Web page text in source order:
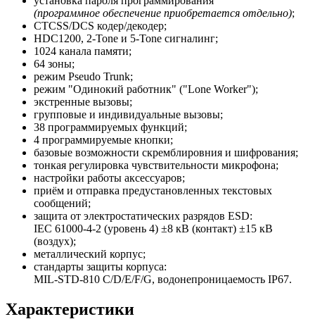
(программное обеспечение приобретается отдельно);
CTCSS/DCS кодер/декодер;
HDC1200, 2-Tone и 5-Tone сигналинг;
1024 канала памяти;
64 зоны;
режим Pseudo Trunk;
режим "Одинокий работник" ("Lone Worker");
экстренные вызовы;
групповые и индивидуальные вызовы;
38 программируемых функций;
4 программируемые кнопки;
базовые возможности скремблировния и шифрования;
тонкая регулировка чувствительности микрофона;
настройки работы аксессуаров;
приём и отправка предустановленных текстовых
сообщений;
защита от электростатических разрядов ESD:
IEC 61000-4-2 (уровень 4) ±8 кВ (контакт) ±15 кВ
(воздух);
металлический корпус;
стандарты защиты корпуса:
MIL-STD-810 C/D/E/F/G, водонепроницаемость IP67.
Характеристики